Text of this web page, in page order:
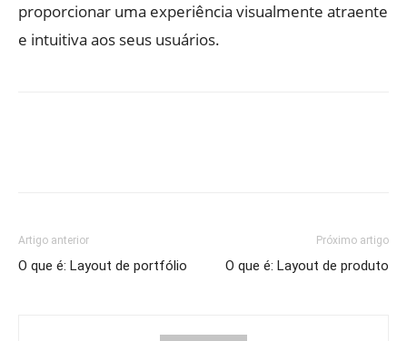
proporcionar uma experiência visualmente atraente
e intuitiva aos seus usuários.
Artigo anterior
O que é: Layout de portfólio
Próximo artigo
O que é: Layout de produto